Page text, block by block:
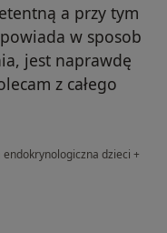
a przy tym
w sposob
jest naprawdę
z całego
endokrynologiczna dzieci +